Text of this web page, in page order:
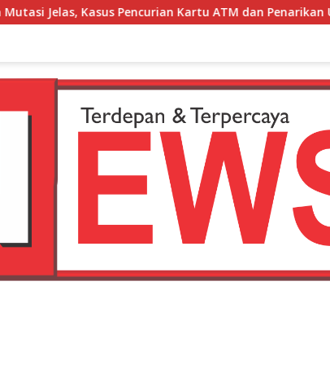
Kartu ATM dan Penarikan Uang Dihentikan Polisi